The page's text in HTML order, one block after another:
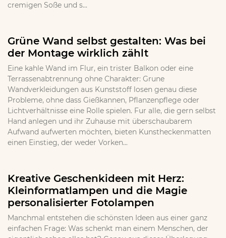
cremigen Soße und s...
Grüne Wand selbst gestalten: Was bei
der Montage wirklich zählt
Eine kahle Wand im Flur, ein trister Balkon oder eine
Terrassenabtrennung ohne Charakter: Grune
Wandverkleidungen aus Kunststoff losen genau diese
Probleme, ohne dass Gießkannen, Pflanzenpflege oder
Lichtverhältnisse eine Rolle spielen. Fur alle, die gern selbst
Hand anlegen und ihr Zuhause mit überschaubarem
Aufwand aufwerten möchten, bieten Kunstheckenmatten
einen Einstieg, der weder Vorken...
Kreative Geschenkideen mit Herz:
Kleinformatlampen und die Magie
personalisierter Fotolampen
Manchmal entstehen die schönsten Ideen aus einer ganz
einfachen Frage: Was schenkt man einem Menschen, der